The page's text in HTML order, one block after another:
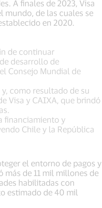
A finales de 2023, Visa
mundo, de las cuales se
en 2020.
de continuar
desarrollo de
Consejo Mundial de
como resultado de su
Visa y CAIXA, que brindó
financiamiento y
Chile y la República
el entorno de pagos y
más de 11 mil millones de
habilitadas con
estimado de 40 mil